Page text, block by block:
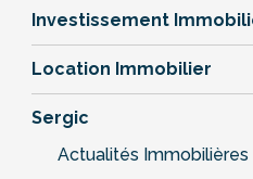
Investissement
Location Immobilier
Sergic
Actualités Immobilières